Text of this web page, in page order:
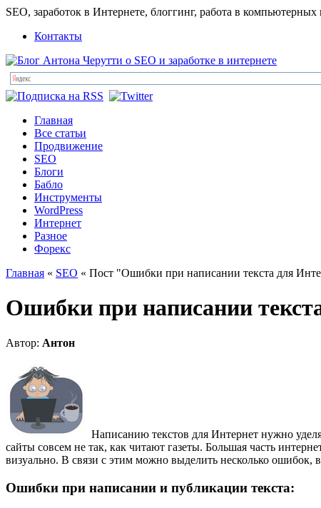
SEO, заработок в Интернете, блоггинг, работа в
Контакты
Главная
Все статьи
Продвижение
SEO
Блоги
Бабло
Инструменты
WordPress
Интернет
Разное
Форекс
Главная « SEO « Пост "Ошибки при написании текста для
Ошибки при написании
Автор: Антон
Написанию текстов для Интернет нужно
сайты совсем не так, как читают газеты. Большая часть
визуально. В связи с этим можно выделить несколько ошибок,
Ошибки при написании и публикации текста: